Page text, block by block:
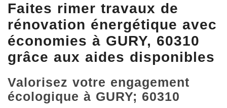
Faites rimer travaux de
rénovation énergétique avec
économies à GURY, 60310
grâce aux aides disponibles
Valorisez votre engagement
écologique à GURY; 60310